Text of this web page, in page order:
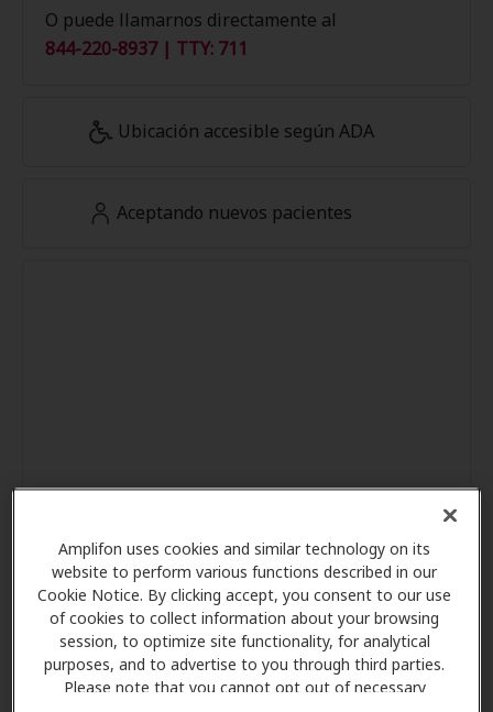
Amplifon uses cookies and similar technology on its
website to perform various functions described in our
Cookie Notice. By clicking accept, you consent to our use
of cookies to collect information about your browsing
session, to optimize site functionality, for analytical
purposes, and to advertise to you through third parties.
Please note that you cannot opt out of necessary
O puede llamarnos directamente al
844-220-8937 | TTY: 711
Ubicación accesible según ADA
Aceptando nuevos pacientes